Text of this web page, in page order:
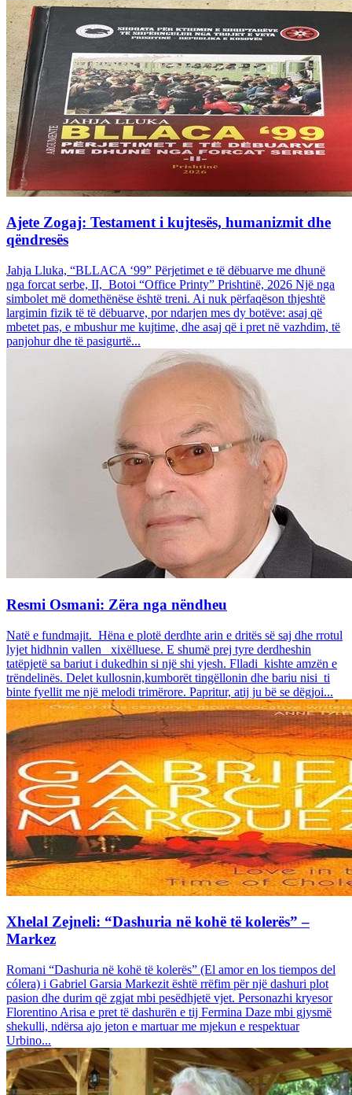
Ajete Zogaj: Testament i kujtesës, humanizmit dhe
qëndresës
Jahja Lluka, “BLLACA ‘99” Përjetimet e të dëbuarve me dhunë
nga forcat serbe, II, Botoi “Office Printy” Prishtinë, 2026 Një nga
simbolet më domethënëse është treni. Ai nuk përfaqëson thjeshtë
largimin fizik të të dëbuarve, por ndarjen mes dy botëve: asaj që
mbetet pas, e mbushur me kujtime, dhe asaj që i pret në vazhdim, të
panjohur dhe të pasigurtë...
Resmi Osmani: Zëra nga nëndheu
Natë e fundmajit. Hëna e plotë derdhte arin e dritës së saj dhe rrotul
lyjet hidhnin vallen xixëlluese. E shumë prej tyre derdheshin
tatëpjetë sa bariut i dukedhin si një shi yjesh. Flladi kishte amzën e
trëndelinës. Delet kullosnin,kumborët tingëllonin dhe bariu nisi ti
binte fyellit me një melodi trimërore. Papritur, atij ju bë se dëgjoi...
Xhelal Zejneli: “Dashuria në kohë të kolerës” –
Markez
Romani “Dashuria në kohë të kolerës” (El amor en los tiempos del
cólera) i Gabriel Garsia Markezit është rrëfim për një dashuri plot
pasion dhe durim që zgjat mbi pesëdhjetë vjet. Personazhi kryesor
Florentino Arisa e pret të dashurën e tij Fermina Daze mbi gjysmë
shekulli, ndërsa ajo jeton e martuar me mjekun e respektuar
Urbino...